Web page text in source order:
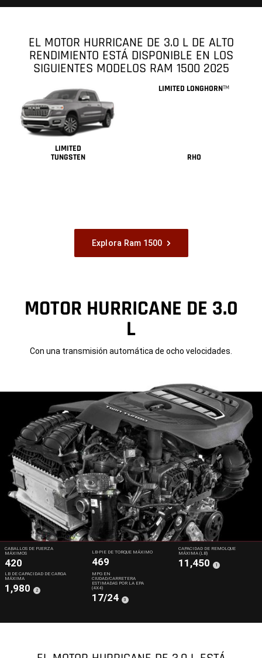
EL MOTOR HURRICANE DE 3.0 L DE ALTO
RENDIMIENTO ESTÁ DISPONIBLE EN LOS
SIGUIENTES MODELOS RAM 1500 2025
LIMITED
LIMITED LONGHORNTM
TUNGSTEN RHO
Explora Ram 1500
MOTOR HURRICANE DE 3.0
L
Con una transmisión automática de ocho velocidades.
CABALLOS DE FUERZA
MÁXIMOS
420
LB-PIE DE TORQUE MÁXIMO
469
CAPACIDAD DE REMOLQUE
MÁXIMA (LB)
11,450
(
Disclosure
1 )
LB DE CAPACIDAD DE CARGA
MÁXIMA
1,980
(
Disclosure
2)
MPG EN
CIUDAD/CARRETERA
ESTIMADAS POR LA EPA
(4X4)
17/24
(
Disclosure
3 )